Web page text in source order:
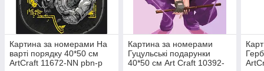
Картина за номерами На
варті порядку 40*50 см
ArtCraft 11672-NN pbn-p
Картина за номерами
Гуцульські подарунки
40*50 см Art Craft 10392-